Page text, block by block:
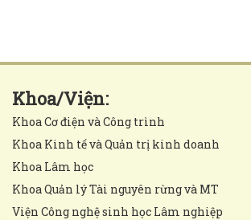
Khoa/Viện:
Khoa Cơ điện và Công trình
Khoa Kinh tế và Quản trị kinh doanh
Khoa Lâm học
Khoa Quản lý Tài nguyên rừng và MT
Viện Công nghệ sinh học Lâm nghiệp